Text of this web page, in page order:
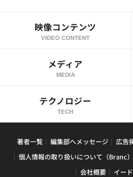
映像コンテンツ
VIDEO CONTENT
メディア
MEDIA
テクノロジー
TECH
著者一覧 編集部へメッセージ 広告
個人情報の取り扱いについて（Branc）
会社概要
イー